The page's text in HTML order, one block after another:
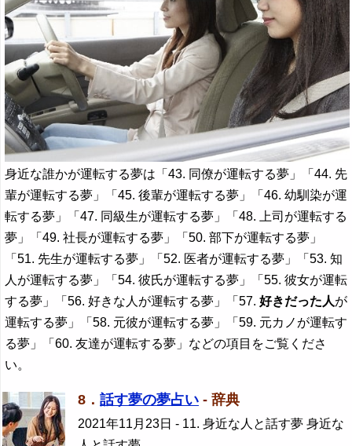
身近な誰かが運転する夢は「43. 同僚が運転する夢」「44. 先
輩が運転する夢」「45. 後輩が運転する夢」「46. 幼馴染が運
転する夢」「47. 同級生が運転する夢」「48. 上司が運転する
夢」「49. 社長が運転する夢」「50. 部下が運転する夢」
「51. 先生が運転する夢」「52. 医者が運転する夢」「53. 知
人が運転する夢」「54. 彼氏が運転する夢」「55. 彼女が運転
する夢」「56. 好きな人が運転する夢」「57.好きだった人が
運転する夢」「58. 元彼が運転する夢」「59. 元カノが運転す
る夢」「60. 友達が運転する夢」などの項目をご覧くださ
い。
8． 話す夢の夢占い - 辞典
2021年11月23日 - 11. 身近な人と話す夢 身近な